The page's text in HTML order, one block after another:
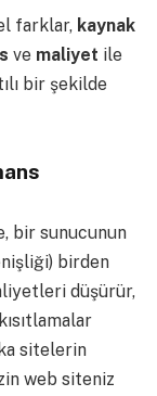
farklar, kaynak
ve maliyet ile
bir şekilde
bir sunucunun
birden
düşürür,
sitelerin
web siteniz